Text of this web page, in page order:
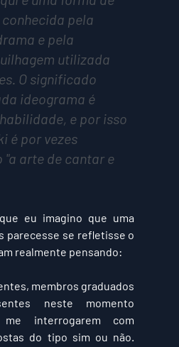
pela
e pela
utilizada
O significado
ideograma é
e por isso
é por vezes
arte de cantar e
eu imagino que uma
parecesse se refletisse o
realmente pensando:
membros graduados
neste momento
me interrogarem com
do tipo sim ou não.